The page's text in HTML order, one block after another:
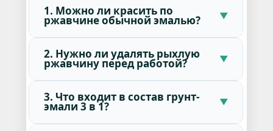
1. Можно ли красить по
ржавчине обычной эмалью?
2. Нужно ли удалять рыхлую
ржавчину перед работой?
3. Что входит в состав грунт-
эмали 3 в 1?